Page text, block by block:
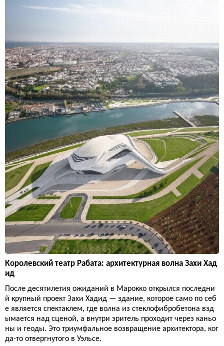
Королевский театр Рабата: архитектурная волна Захи Хад
ид
После десятилетия ожиданий в Марокко открылся последни
й крупный проект Захи Хадид — здание, которое само по себ
е является спектаклем, где волна из стеклофибробетона взд
ымается над сценой, а внутри зритель проходит через каньо
ны и геоды. Это триумфальное возвращение архитектора, ког
да-то отвергнутого в Уэльсе.